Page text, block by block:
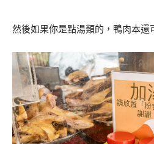
然後如果你是點湯類的，鴨肉本還